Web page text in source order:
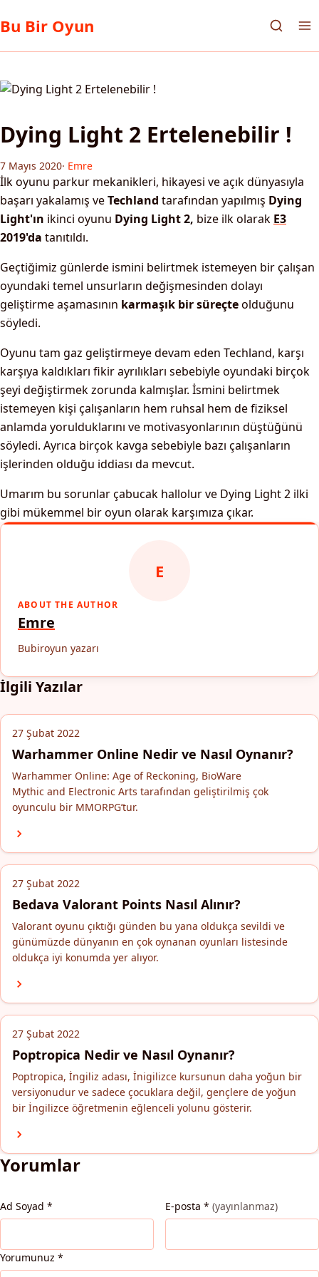
Bu Bir Oyun
Dying Light 2 Ertelenebilir !
7 Mayıs 2020· Emre
İlk oyunu parkur mekanikleri, hikayesi ve açık dünyasıyla
başarı yakalamış veTechland tarafından yapılmış Dying
Light'ın ikinci oyunu Dying Light 2, bize ilk olarak E3
2019'da tanıtıldı.
Geçtiğimiz günlerde ismini belirtmek istemeyen bir çalışan
oyundaki temel unsurların değişmesinden dolayı
geliştirme aşamasının karmaşık bir süreçteolduğunu
söyledi.
Oyunu tam gaz geliştirmeye devam eden Techland, karşı
karşıya kaldıkları fikir ayrılıkları sebebiyle oyundaki birçok
şeyi değiştirmek zorunda kalmışlar. İsmini belirtmek
istemeyen kişi çalışanların hem ruhsal hem de fiziksel
anlamda yorulduklarını ve motivasyonlarının düştüğünü
söyledi. Ayrıca birçok kavga sebebiyle bazı çalışanların
işlerinden olduğu iddiası da mevcut.
Umarım bu sorunlar çabucak hallolur ve Dying Light 2 ilki
gibi mükemmel bir oyun olarak karşımıza çıkar.
E
ABOUT THE AUTHOR
Emre
Bubiroyun yazarı
İlgili Yazılar
27 Şubat 2022
Warhammer Online Nedir ve Nasıl Oynanır?
Warhammer Online: Age of Reckoning, BioWare
Mythic and Electronic Arts tarafından geliştirilmiş çok
oyunculu bir MMORPG’tur.
27 Şubat 2022
Bedava Valorant Points Nasıl Alınır?
Valorant oyunu çıktığı günden bu yana oldukça sevildi ve
günümüzde dünyanın en çok oynanan oyunları listesinde
oldukça iyi konumda yer alıyor.
27 Şubat 2022
Poptropica Nedir ve Nasıl Oynanır?
Poptropica, İngiliz adası, İnigilizce kursunun daha yoğun bir
versiyonudur ve sadece çocuklara değil, gençlere de yoğun
bir İngilizce öğretmenin eğlenceli yolunu gösterir.
Yorumlar
Ad Soyad * E-posta * (yayınlanmaz)
Yorumunuz *